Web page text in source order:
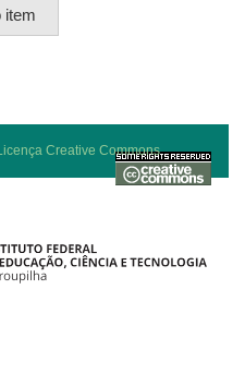
item
Creative Commons